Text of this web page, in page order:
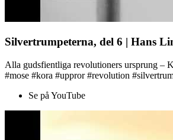
Silvertrumpeterna, del 6 | Hans
Alla gudsfientliga revolutioners ursprung –
#mose #kora #uppror #revolution
Se på YouTube